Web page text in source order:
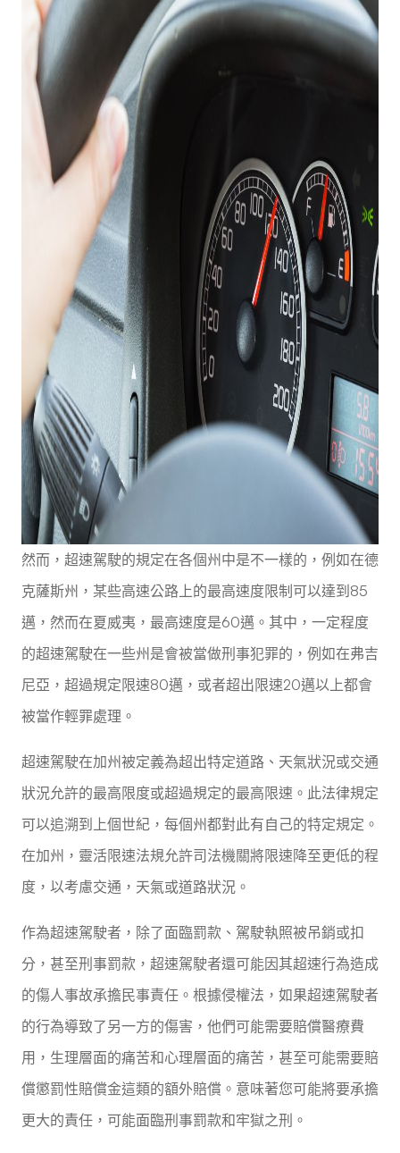
然而，超速駕駛的規定在各個州中是不一樣的，例如在德
克薩斯州，某些高速公路上的最高速度限制可以達到85
邁，然而在夏威夷，最高速度是60邁。其中，一定程度
的超速駕駛在一些州是會被當做刑事犯罪的，例如在弗吉
尼亞，超過規定限速80邁，或者超出限速20邁以上都會
被當作輕罪處理。
超速駕駛在加州被定義為超出特定道路、天氣狀況或交通
狀況允許的最高限度或超過規定的最高限速。此法律規定
可以追溯到上個世紀，每個州都對此有自己的特定規定。
在加州，靈活限速法規允許司法機關將限速降至更低的程
度，以考慮交通，天氣或道路狀況。
作為超速駕駛者，除了面臨罰款、駕駛執照被吊銷或扣
分，甚至刑事罰款，超速駕駛者還可能因其超速行為造成
的傷人事故承擔民事責任。根據侵權法，如果超速駕駛者
的行為導致了另一方的傷害，他們可能需要賠償醫療費
用，生理層面的痛苦和心理層面的痛苦，甚至可能需要賠
償懲罰性賠償金這類的額外賠償。意味著您可能將要承擔
更大的責任，可能面臨刑事罰款和牢獄之刑。